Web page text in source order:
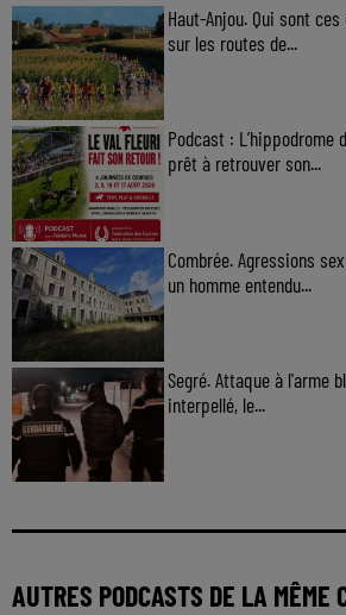
Haut-Anjou. Qui sont
sur les routes de...
Podcast :
prêt à retrouver son...
Combrée. Agressions
un homme entendu...
Segré. Attaque à l'arme
interpellé, le...
AUTRES PODCASTS DE LA MÊME